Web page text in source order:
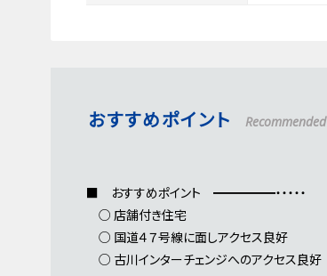
おすすめポイント Recommended
■ おすすめポイント ━━━━━・・・・・
○ 店舗付き住宅
○ 国道４７号線に面しアクセス良好
○ 古川インターチェンジへのアクセス良好